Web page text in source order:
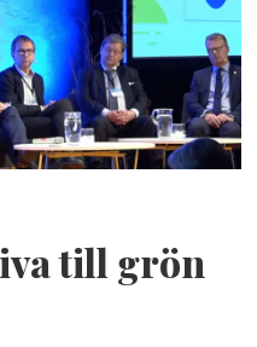
till grön